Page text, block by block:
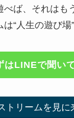
ば、それはも
“人生の遊び場”
はLINEで聞い
トリームを見に